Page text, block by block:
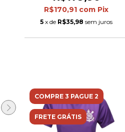
R$170,91 com Pix
5 x de R$35,98 sem juros
COMPRE 3 PAGUE 2
FRETE GRÁTIS